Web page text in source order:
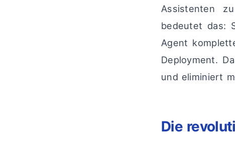
Assistenten
bedeutet das:
Agent
Deployment.
und eliminiert
Die